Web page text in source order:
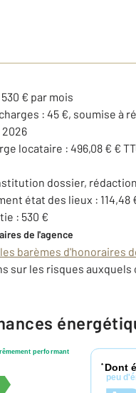
€ par mois
: 45 €, soumise à
2026
locataire : 496,08 € €
dossier, rédaction
état des lieux : 114,48
: 530 €
de l'agence
barèmes d'honoraires
sur les risques
performant
* Dont
peu